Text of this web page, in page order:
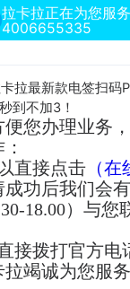
拉卡拉正在为您服务
4006655335
拉最新款电签扫码
到不加3！
您办理业务
直接点击 （
功后我们会
18.00）与您
接拨打官方电
拉竭诚为您服务